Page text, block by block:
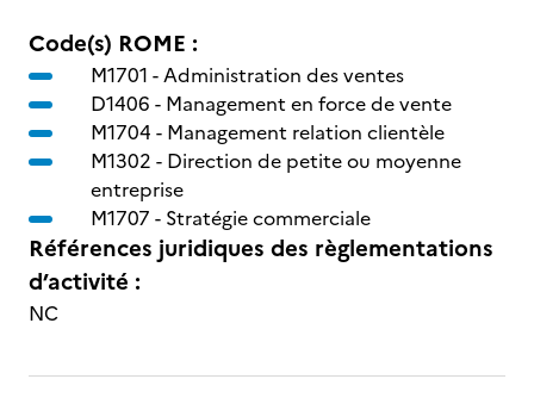
Code(s) ROME :
M1701 -Administration des ventes
D1406 - Management en force de vente
M1704 - Management relation clientèle
M1302 - Direction de petite ou moyenne
entreprise
M1707 - Stratégie commerciale
Références juridiques des règlementations
d’activité :
NC